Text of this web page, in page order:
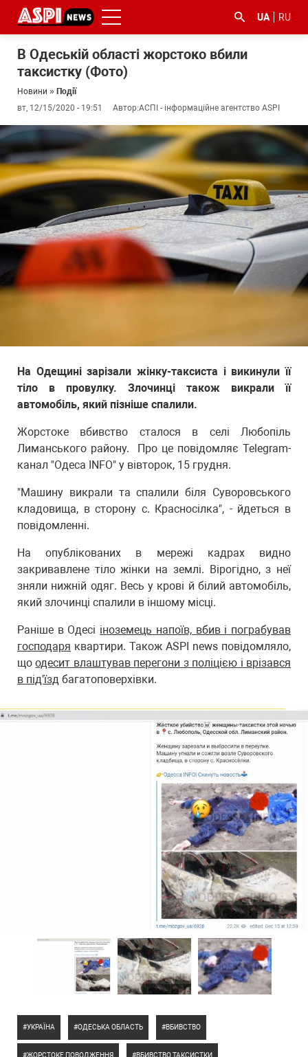
UA RU
В Одеській області жорстоко вбили
таксистку (Фото)
Новини » Події
вт, 12/15/2020 - 19:51
Автор:АСПІ - інформаційне агентство ASPI
На Одещині зарізали жінку-таксиста і викинули її
тіло в провулку. Злочинці також викрали її
автомобіль, який пізніше спалили.
Жорстоке вбивство сталося в селі Любопіль
Лиманського району. Про це повідомляє Telegram-
канал "Одеса INFO" у вівторок, 15 грудня.
"Машину викрали та спалили біля Суворовського
кладовища, в сторону с. Красносілка", - йдеться в
повідомленні.
На опублікованих в мережі кадрах видно
закривавлене тіло жінки на землі. Вірогідно, з неї
зняли нижній одяг. Весь у крові й білий автомобіль,
який злочинці спалили в іншому місці.
Раніше в Одесі іноземець напоїв, вбив і пограбував
господаря квартири. Також ASPI news повідомляло,
щоодесит влаштував перегони з поліцією і врізався
в під'їзд багатоповерхівки.
УКРАЇНА ОДЕСЬКА ОБЛАСТЬ ВБИВСТВО
ЖОРСТОКЕ ПОВОДЖЕННЯ ВБИВСТВО ТАКСИСТКИ
#ООС
#боротьба
з
корупцією
#ДФС #Київ #коронавірус